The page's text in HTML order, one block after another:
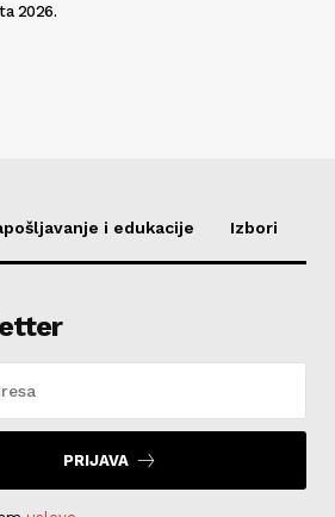
2026.
i edukacije Izbori
PRIJAVA